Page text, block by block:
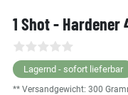
1 Shot - Hardener
Lagernd - sofort lieferbar
** Versandgewicht: 300